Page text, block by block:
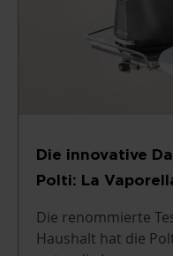
Die innovative
Polti: La
Die renommierte
Haushalt hat die